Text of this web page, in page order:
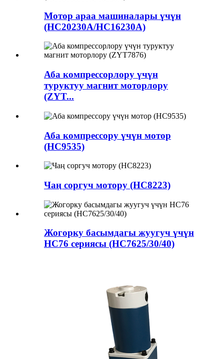
Мотор араа машиналары үчүн
(HC20230A/HC16230A)
Аба компрессорлору үчүн
туруктуу магнит моторлору
(ZYT...
Аба компрессору үчүн мотор
(HC9535)
Чаң соргуч мотору (HC8223)
Жогорку басымдагы жуугуч үчүн
HC76 сериясы (HC7625/30/40)